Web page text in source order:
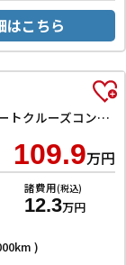
はこちら
XD プロアクティブ ETC バックカメラ オートクルーズコントロール レーンアシスト 衝突被害軽減システム ナビ オートライト LEDヘッドランプ アルミホイール スマートキー アイドリングストップ 電動格納ミラー AT
109.9万円
諸費用(税込)
12.3万円
)